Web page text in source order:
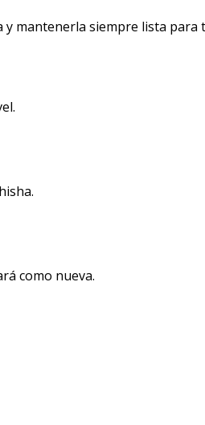
mantenerla siempre lista
como nueva.